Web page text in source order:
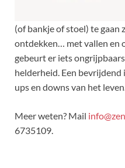
(of bankje of stoel) te gaan
ontdekken… met vallen en
gebeurt er iets
helderheid. Een
ups en downs van het leven.
Meer weten? Mail
6735109.